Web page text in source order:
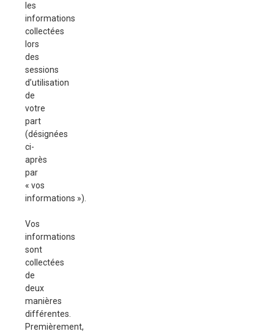
les
informations
collectées
lors
des
sessions
d’utilisation
de
votre
part
(désignées
ci-
après
par
« vos
informations »).
Vos
informations
sont
collectées
de
deux
manières
différentes.
Premièrement,